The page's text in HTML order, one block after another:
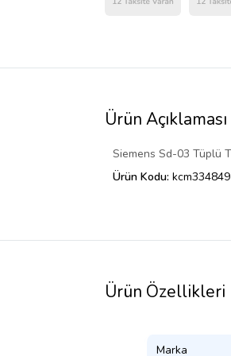
Ürün Açıklaması
Siemens Sd-03 Tüplü
Ürün Kodu:
Ürün Özellikleri
Marka